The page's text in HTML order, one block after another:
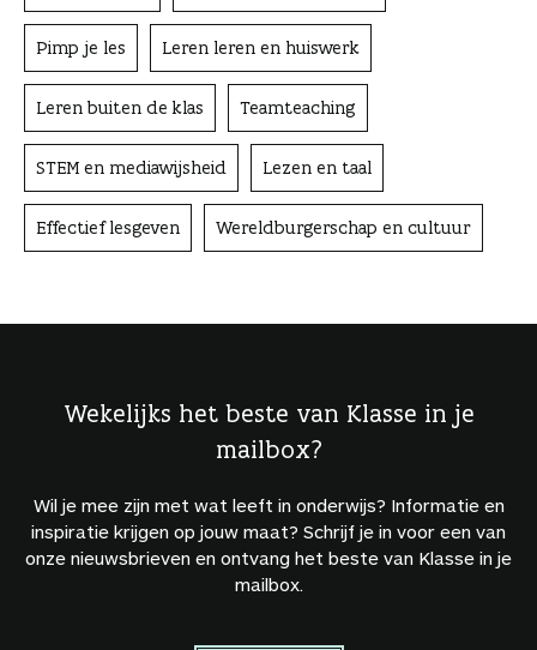
Pimp je les Leren leren en huiswerk
Leren buiten de klas Teamteaching
STEM en mediawijsheid Lezen en taal
Effectief lesgeven Wereldburgerschap en cultuur
Wekelijks het beste van Klasse in je
mailbox?
Wil je mee zijn met wat leeft in onderwijs? Informatie en
inspiratie krijgen op jouw maat? Schrijf je in voor een van
onze nieuwsbrieven en ontvang het beste van Klasse in je
mailbox.